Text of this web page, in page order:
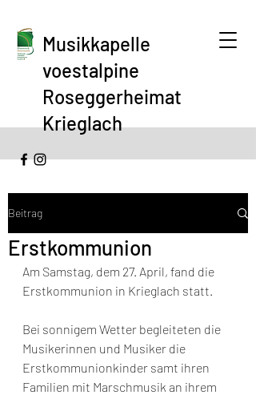
Musikkapelle
voestalpine
Roseggerheimat
Krieglach
Beitrag
Erstkommunion
Am Samstag, dem 27. April, fand die
Erstkommunion in Krieglach statt.
Bei sonnigem Wetter begleiteten die
Musikerinnen und Musiker die
Erstkommunionkinder samt ihren
Familien mit Marschmusik an ihrem